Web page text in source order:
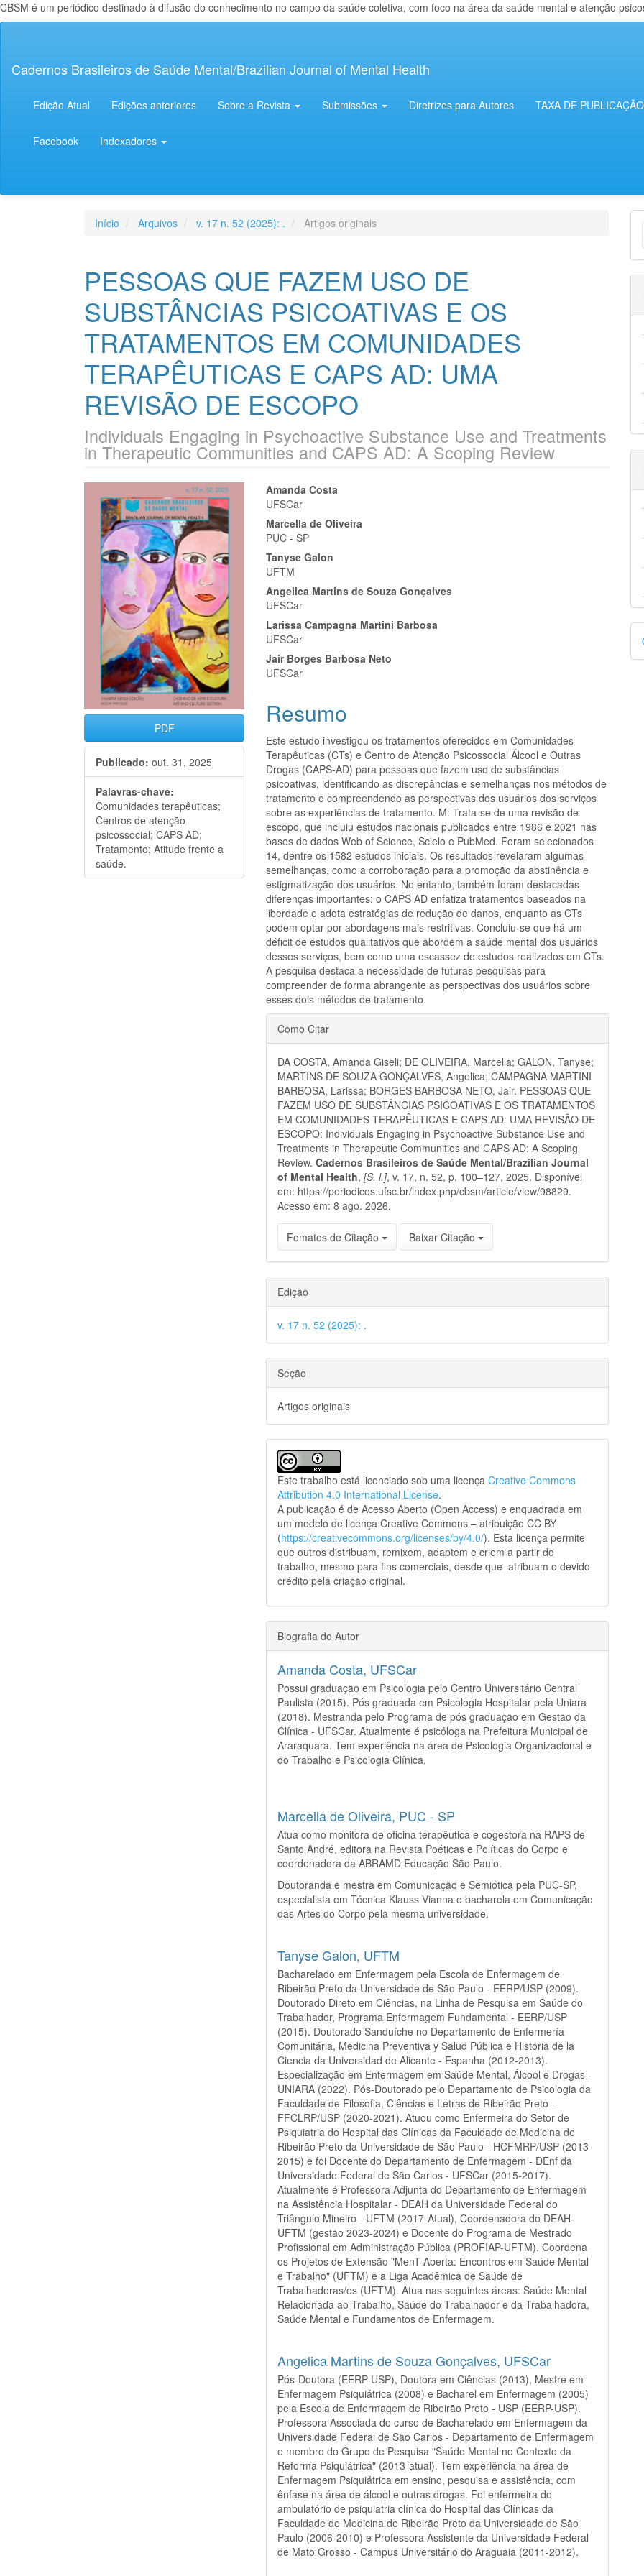
CBSM é um periódico destinado à difusão do conhecimento no campo da saúde coletiva, com foco na área da saúde mental e atenção
principal
Lateral
Cadernos Brasileiros de Saúde Mental/Brazilian Journal of Mental Health
Edição Atual Edições anteriores Sobre a Revista Submissões Diretrizes para Autores TAXA DE PUBLICAÇÃO
Facebook Indexadores
Início Arquivos v. 17 n. 52 (2025): . Artigos originais
PESSOAS QUE FAZEM USO DE
SUBSTÂNCIAS PSICOATIVAS E OS
TRATAMENTOS EM COMUNIDADES
TERAPÊUTICAS E CAPS AD: UMA
REVISÃO DE ESCOPO
Individuals Engaging in Psychoactive Substance Use and Treatments
in Therapeutic Communities and CAPS AD: A Scoping Review
Barra
lateral
de
artigos
PDF
Publicado: out. 31, 2025
Palavras-chave:
Comunidades terapêuticas;
Centros de atenção
psicossocial; CAPS AD;
Tratamento; Atitude frente a
saúde.
Conteúdo
do
artigo
principal
Amanda Costa
UFSCar
Marcella de Oliveira
PUC - SP
Tanyse Galon
UFTM
Angelica Martins de Souza Gonçalves
UFSCar
Larissa Campagna Martini Barbosa
UFSCar
Jair Borges Barbosa Neto
UFSCar
Resumo
Este estudo investigou os tratamentos oferecidos em Comunidades
Terapêuticas (CTs) e Centro de Atenção Psicossocial Álcool e Outras
Drogas (CAPS-AD) para pessoas que fazem uso de substâncias
psicoativas, identificando as discrepâncias e semelhanças nos métodos de
tratamento e compreendendo as perspectivas dos usuários dos serviços
sobre as experiências de tratamento. M: Trata-se de uma revisão de
escopo, que incluiu estudos nacionais publicados entre 1986 e 2021 nas
bases de dados Web of Science, Scielo e PubMed. Foram selecionados
14, dentre os 1582 estudos iniciais. Os resultados revelaram algumas
semelhanças, como a corroboração para a promoção da abstinência e
estigmatização dos usuários. No entanto, também foram destacadas
diferenças importantes: o CAPS AD enfatiza tratamentos baseados na
liberdade e adota estratégias de redução de danos, enquanto as CTs
podem optar por abordagens mais restritivas. Concluiu-se que há um
déficit de estudos qualitativos que abordem a saúde mental dos usuários
desses serviços, bem como uma escassez de estudos realizados em CTs.
A pesquisa destaca a necessidade de futuras pesquisas para
compreender de forma abrangente as perspectivas dos usuários sobre
esses dois métodos de tratamento.
Detalhes
do
artigo
Como Citar
DA COSTA, Amanda Giseli; DE OLIVEIRA, Marcella; GALON, Tanyse;
MARTINS DE SOUZA GONÇALVES, Angelica; CAMPAGNA MARTINI
BARBOSA, Larissa; BORGES BARBOSA NETO, Jair. PESSOAS QUE
FAZEM USO DE SUBSTÂNCIAS PSICOATIVAS E OS TRATAMENTOS
EM COMUNIDADES TERAPÊUTICAS E CAPS AD: UMA REVISÃO DE
ESCOPO: Individuals Engaging in Psychoactive Substance Use and
Treatments in Therapeutic Communities and CAPS AD: A Scoping
Review.Cadernos Brasileiros de Saúde Mental/Brazilian Journal
of Mental Health,[S. l.], v. 17, n. 52, p. 100–127, 2025. Disponível
em: https://periodicos.ufsc.br/index.php/cbsm/article/view/98829.
Acesso em: 8 ago. 2026.
Fomatos de Citação Baixar Citação
Edição
v. 17 n. 52 (2025): .
Seção
Artigos originais
Este trabalho está licenciado sob uma licençaCreative Commons
Attribution 4.0 International License.
A publicação é de Acesso Aberto (Open Access) e enquadrada em
um modelo de licença Creative Commons – atribuição CC BY
(https://creativecommons.org/licenses/by/4.0/). Esta licença permite
que outros distribuam, remixem, adaptem e criem a partir do
trabalho, mesmo para fins comerciais, desde que atribuam o devido
crédito pela criação original.
Biografia do Autor
Amanda Costa, UFSCar
Possui graduação em Psicologia pelo Centro Universitário Central
Paulista (2015). Pós graduada em Psicologia Hospitalar pela Uniara
(2018). Mestranda pelo Programa de pós graduação em Gestão da
Clínica - UFSCar. Atualmente é psicóloga na Prefeitura Municipal de
Araraquara. Tem experiência na área de Psicologia Organizacional e
do Trabalho e Psicologia Clínica.
Marcella de Oliveira, PUC - SP
Atua como monitora de oficina terapêutica e cogestora na RAPS de
Santo André, editora na Revista Poéticas e Políticas do Corpo e
coordenadora da ABRAMD Educação São Paulo.
Doutoranda e mestra em Comunicação e Semiótica pela PUC-SP,
especialista em Técnica Klauss Vianna e bacharela em Comunicação
das Artes do Corpo pela mesma universidade.
Tanyse Galon, UFTM
Bacharelado em Enfermagem pela Escola de Enfermagem de
Ribeirão Preto da Universidade de São Paulo - EERP/USP (2009).
Doutorado Direto em Ciências, na Linha de Pesquisa em Saúde do
Trabalhador, Programa Enfermagem Fundamental - EERP/USP
(2015). Doutorado Sanduíche no Departamento de Enfermería
Comunitária, Medicina Preventiva y Salud Pública e Historia de la
Ciencia da Universidad de Alicante - Espanha (2012-2013).
Especialização em Enfermagem em Saúde Mental, Álcool e Drogas -
UNIARA (2022). Pós-Doutorado pelo Departamento de Psicologia da
Faculdade de Filosofia, Ciências e Letras de Ribeirão Preto -
FFCLRP/USP (2020-2021). Atuou como Enfermeira do Setor de
Psiquiatria do Hospital das Clínicas da Faculdade de Medicina de
Ribeirão Preto da Universidade de São Paulo - HCFMRP/USP (2013-
2015) e foi Docente do Departamento de Enfermagem - DEnf da
Universidade Federal de São Carlos - UFSCar (2015-2017).
Atualmente é Professora Adjunta do Departamento de Enfermagem
na Assistência Hospitalar - DEAH da Universidade Federal do
Triângulo Mineiro - UFTM (2017-Atual), Coordenadora do DEAH-
UFTM (gestão 2023-2024) e Docente do Programa de Mestrado
Profissional em Administração Pública (PROFIAP-UFTM). Coordena
os Projetos de Extensão "MenT-Aberta: Encontros em Saúde Mental
e Trabalho" (UFTM) e a Liga Acadêmica de Saúde de
Trabalhadoras/es (UFTM). Atua nas seguintes áreas: Saúde Mental
Relacionada ao Trabalho, Saúde do Trabalhador e da Trabalhadora,
Saúde Mental e Fundamentos de Enfermagem.
Angelica Martins de Souza Gonçalves, UFSCar
Pós-Doutora (EERP-USP), Doutora em Ciências (2013), Mestre em
Enfermagem Psiquiátrica (2008) e Bacharel em Enfermagem (2005)
pela Escola de Enfermagem de Ribeirão Preto - USP (EERP-USP).
Professora Associada do curso de Bacharelado em Enfermagem da
Universidade Federal de São Carlos - Departamento de Enfermagem
e membro do Grupo de Pesquisa "Saúde Mental no Contexto da
Reforma Psiquiátrica" (2013-atual). Tem experiência na área de
Enfermagem Psiquiátrica em ensino, pesquisa e assistência, com
ênfase na área de álcool e outras drogas. Foi enfermeira do
ambulatório de psiquiatria clínica do Hospital das Clínicas da
Faculdade de Medicina de Ribeirão Preto da Universidade de São
Paulo (2006-2010) e Professora Assistente da Universidade Federal
de Mato Grosso - Campus Universitário do Araguaia (2011-2012).